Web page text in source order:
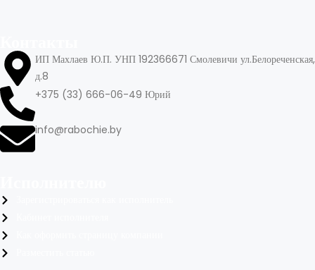
ИП Махлаев Ю.П. УНП 192366671 Смолевичи ул.Белореченская,
д.8
+375 (33) 666-06-49 Юрий
info@rabochie.by